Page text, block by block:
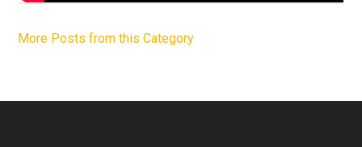
More Posts from this Category